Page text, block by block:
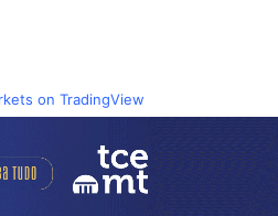
on TradingView